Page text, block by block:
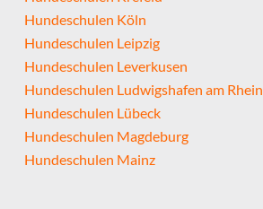
Hundeschulen Köln
Hundeschulen Leipzig
Hundeschulen Leverkusen
Hundeschulen Ludwigshafen am Rhein
Hundeschulen Lübeck
Hundeschulen Magdeburg
Hundeschulen Mainz